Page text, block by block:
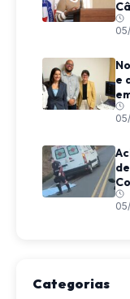
e
Categorias